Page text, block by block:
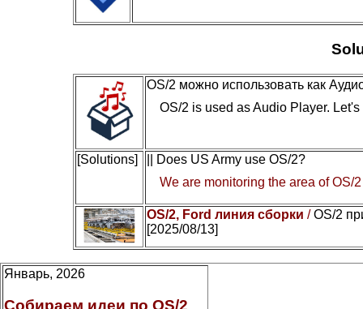
OS/2 можно использовать как
OS/2 is used as Audio Player.
[Solutions]
|| Does US Army use OS/2?
We are monitoring the area of OS/
OS/2, Ford линия сборки /OS/2
[2025/08/13]
Январь, 2026